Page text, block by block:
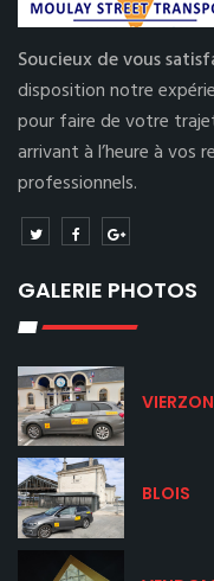
Soucieux de vous
disposition notre
pour faire de votre
arrivant à l’heure à vos
professionnels.
GALERIE PHOTOS
VIERZON
BLOIS